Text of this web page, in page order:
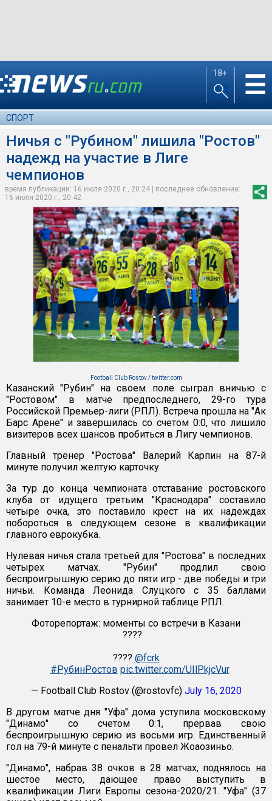
18+ ☰
СПОРТ
Ничья с "Рубином" лишила "Ростов"
надежд на участие в Лиге
чемпионов
время публикации: 16 июля 2020 г., 20:24 | последнее обновление:
16 июля 2020 г., 20:42
Football Club Rostov / twitter.com
Казанский "Рубин" на своем поле сыграл вничью с
"Ростовом" в матче предпоследнего, 29-го тура
Российской Премьер-лиги (РПЛ). Встреча прошла на "Ак
Барс Арене" и завершилась со счетом 0:0, что лишило
визитеров всех шансов пробиться в Лигу чемпионов.
Главный тренер "Ростова" Валерий Карпин на 87-й
минуте получил желтую карточку.
За тур до конца чемпионата отставание ростовского
клуба от идущего третьим "Краснодара" составило
четыре очка, это поставило крест на их надеждах
побороться в следующем сезоне в квалификации
главного еврокубка.
Нулевая ничья стала третьей для "Ростова" в последних
четырех матчах. "Рубин" продлил свою
беспроигрышную серию до пяти игр - две победы и три
ничьи. Команда Леонида Слуцкого с 35 баллами
занимает 10-е место в турнирной таблице РПЛ.
Фоторепортаж: моменты со встречи в Казани
????⁣⁣⠀
???? @fcrk
#РубинРостов pic.twitter.com/UIlPkjcVur
— Football Club Rostov (@rostovfc) July 16, 2020
В другом матче дня "Уфа" дома уступила московскому
"Динамо" со счетом 0:1, прервав свою
беспроигрышную серию из восьми игр. Единственный
гол на 79-й минуте с пенальти провел Жоаозиньо.
"Динамо", набрав 38 очков в 28 матчах, поднялось на
шестое место, дающее право выступить в
квалификации Лиги Европы сезона-2020/21. "Уфа" (37